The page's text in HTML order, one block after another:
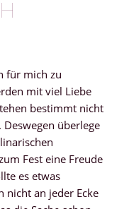
für mich zu
mit viel Liebe
bestimmt nicht
überlege
Fest eine Freude
es etwas
nicht an jeder Ecke